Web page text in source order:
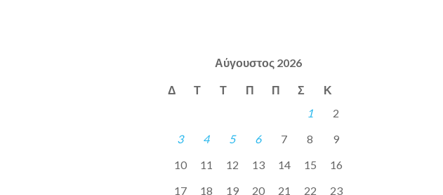
Αύγουστος 2026
Δ Τ Τ Π Π Σ Κ
1
2
3
4 5 6 7 8
9
10
11 12 13 14 15
16
17
18 19 20 21 22
23